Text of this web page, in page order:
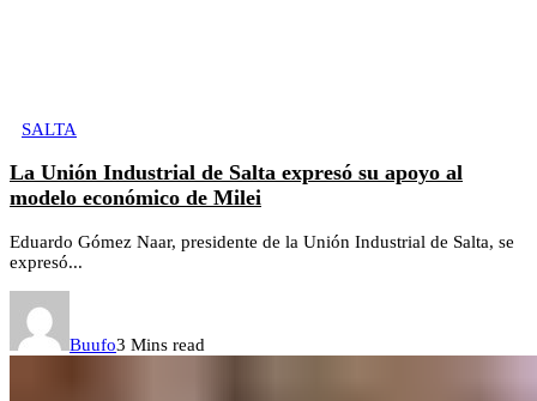
SALTA
La Unión Industrial de Salta expresó su apoyo al
modelo económico de Milei
Eduardo Gómez Naar, presidente de la Unión Industrial de Salta, se
expresó...
Buufo3 Mins read